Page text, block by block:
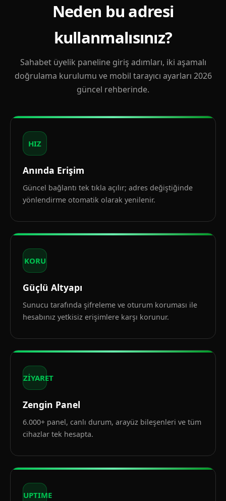
Neden bu adresi
kullanmalısınız?
Sahabet üyelik paneline giriş adımları, iki aşamalı
doğrulama kurulumu ve mobil tarayıcı ayarları 2026
güncel rehberinde.
HIZ
Anında Erişim
Güncel bağlantı tek tıkla açılır; adres değiştiğinde
yönlendirme otomatik olarak yenilenir.
KORU
Güçlü Altyapı
Sunucu tarafında şifreleme ve oturum koruması ile
hesabınız yetkisiz erişimlere karşı korunur.
ZİYARET
Zengin Panel
6.000+ panel, canlı durum, arayüz bileşenleri ve tüm
cihazlar tek hesapta.
UPTIME